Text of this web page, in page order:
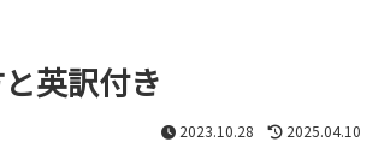
英訳付き
2023.10.28 2025.04.10